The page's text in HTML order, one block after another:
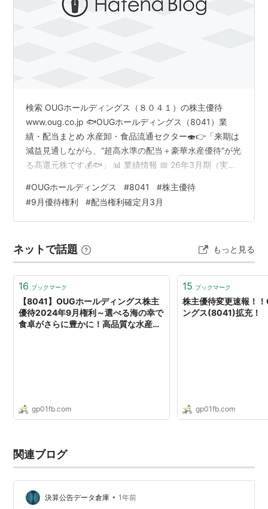
検索 OUGホールディングス（８０４１）の株主優待
www.oug.co.jp 🐟OUGホールディングス（8041）業
績・配当まとめ 水産卸・食品流通セクター🍣👉「来期は
減益見通しながら、“超高水準の配当＋豪華水産優待”が光
る高還元株です💰🐟」 📊 業績情報 📅 26年3月期（実
27年3月期（見通し）👉 連結経常利益：48億円（前期比
▲29.5％）📉 📌 ポイント✔ 前期は水産流通・食品販売
が堅調✔ ただし今期は大幅減益見通し✔ 市況変動・原材
結経常利益：11億円（前…
#OUGホールディングス #8041 #株主優待
#9月優待権利 #配当権利確定月3月
ネットで話題 もっと見る
16 ブックマーク
【8041】OUGホールディングス株主
優待2024年9月権利～選べる海の幸で
食卓がさらに豊かに！高品質な水産加
gp01fb.com
15 ブックマーク
株主優待変更速報！
ングス(8041)拡充！
gp01fb.com
関連ブログ
決算公告データ倉庫 • 1年前